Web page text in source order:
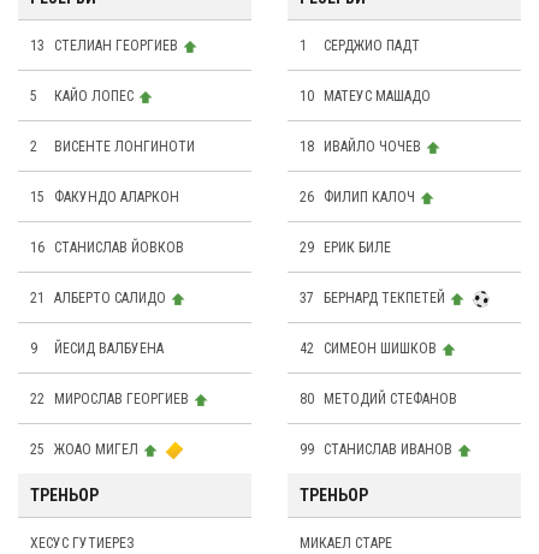
13 СТЕЛИАН ГЕОРГИЕВ
5 КАЙО ЛОПЕС
2 ВИСЕНТЕ ЛОНГИНОТИ
15 ФАКУНДО АЛАРКОН
16 СТАНИСЛАВ ЙОВКОВ
21 АЛБЕРТО САЛИДО
9 ЙЕСИД ВАЛБУЕНА
22 МИРОСЛАВ ГЕОРГИЕВ
25 ЖОАО МИГЕЛ
1 СЕРДЖИО ПАДТ
10 МАТЕУС МАШАДО
18 ИВАЙЛО ЧОЧЕВ
26 ФИЛИП КАЛОЧ
29 ЕРИК БИЛЕ
37 БЕРНАРД ТЕКПЕТЕЙ
42 СИМЕОН ШИШКОВ
80 МЕТОДИЙ СТЕФАНОВ
99 СТАНИСЛАВ ИВАНОВ
ТРЕНЬОР
ХЕСУС ГУТИЕРЕЗ
ТРЕНЬОР
МИКАЕЛ СТАРЕ